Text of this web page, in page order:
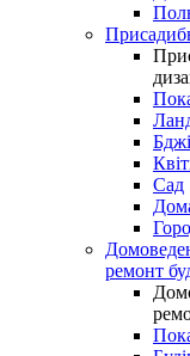
Сад
ремонт